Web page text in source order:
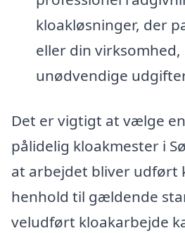
kloakløsninger, der
eller din
unødvendige
Det er vigtigt at vælge
pålidelig kloakmester i
at arbejdet bliver udført
henhold til gældende
veludført kloakarbejde